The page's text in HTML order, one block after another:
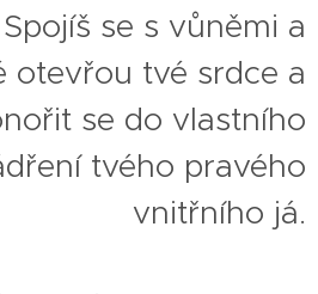
se s vůněmi a
otevřou tvé srdce a
se do vlastního
tvého pravého
vnitřního já.